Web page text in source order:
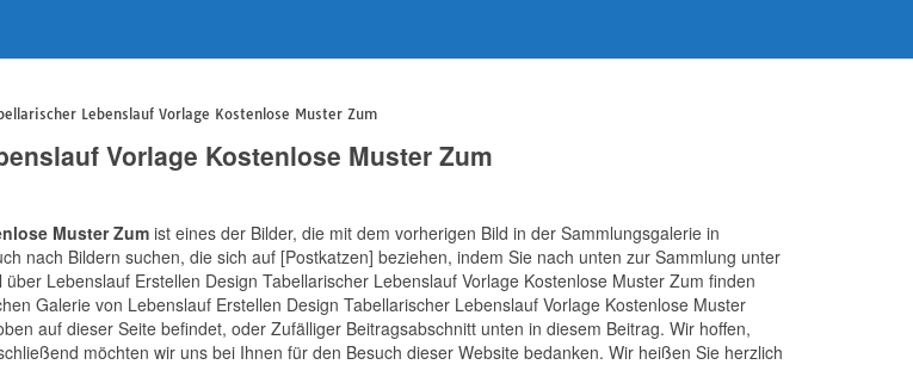
Lebenslauf Vorlage Kostenlose Muster Zum
Vorlage Kostenlose Muster Zum
Muster Zumist eines der Bilder, die mit dem vorherigen Bild in der Sammlungsgalerie in
nach Bildern suchen, die sich auf [Postkatzen] beziehen, indem Sie nach unten zur Sammlung unter
Lebenslauf Erstellen Design Tabellarischer Lebenslauf Vorlage Kostenlose Muster Zum finden
Galerie von Lebenslauf Erstellen Design Tabellarischer Lebenslauf Vorlage Kostenlose Muster
auf dieser Seite befindet, oder Zufälliger Beitragsabschnitt unten in diesem Beitrag. Wir hoffen,
möchten wir uns bei Ihnen für den Besuch dieser Website bedanken. Wir heißen Sie herzlich